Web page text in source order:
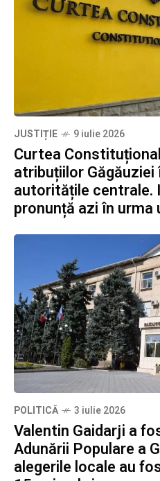
JUSTIȚIE 9 iulie 2026
Curtea
atribuțiilor
autoritățile centrale.
pronunță azi în urma
POLITICĂ 3 iulie 2026
Valentin Gaidarji a
Adunării Populare a
alegerile locale au